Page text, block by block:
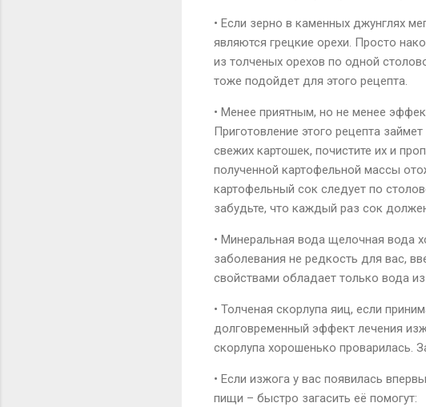
• Если зерно в каменных джунглях
являются грецкие орехи. Просто
из толченых орехов по одной
тоже подойдет для этого рецепта.
• Менее приятным, но не менее
Приготовление этого рецепта
свежих картошек, почистите их и
полученной картофельной массы
картофельный сок следует по
забудьте, что каждый раз сок
• Минеральная вода щелочная вода
заболевания не редкость для вас,
свойствами обладает только вода из
• Толченая скорлупа яиц, если
долговременный эффект лечения
скорлупа хорошенько проварилась.
• Если изжога у вас появилась
пищи – быстро загасить её помогут: